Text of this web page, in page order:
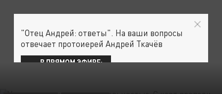
"Отец Андрей: ответы". На ваши вопросы
отвечает протоиерей Андрей Ткачёв
В ПРЯМОМ ЭФИРЕ: